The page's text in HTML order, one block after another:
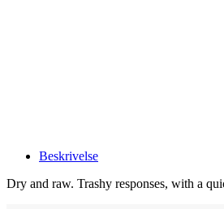
Beskrivelse
Dry and raw. Trashy responses, with a